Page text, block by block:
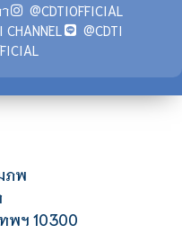
@CDTIOFFICIAL
CHANNEL
@CDTI
ภพ
พฯ 10300